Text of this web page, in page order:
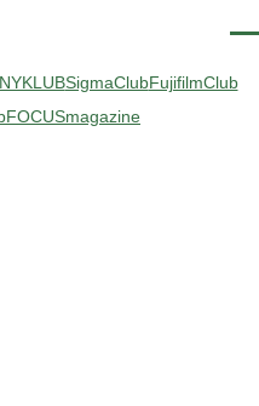
SigmaClubFujifilmClub
FOCUSmagazine